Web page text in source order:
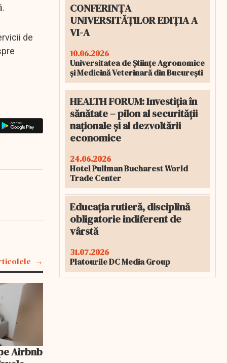
de
Airbnb
CONFERINȚA
UNIVERSITĂȚILOR EDIȚIA A
VI-A
10.06.2026
Universitatea de Științe Agronomice
și Medicină Veterinară din București
HEALTH FORUM: Investiția în
sănătate – pilon al securității
naționale și al dezvoltării
economice
24.06.2026
Hotel Pullman Bucharest World
Trade Center
Educația rutieră, disciplină
obligatorie indiferent de
vârstă
31.07.2026
Platourile DC Media Group